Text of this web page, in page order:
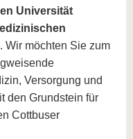
Universität
. Wir möchten Sie zum
Versorgung und
den Grundstein für
Cottbuser